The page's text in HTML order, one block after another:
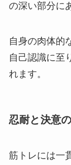
の深い部分に
自身の肉体的
自己認識に至
れます。
忍耐と決意
筋トレには一